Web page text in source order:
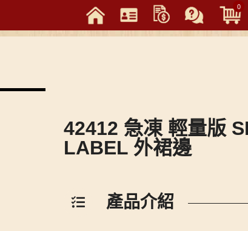
0
42412 急凍 輕量版
LABEL 外裙邊
產品介紹